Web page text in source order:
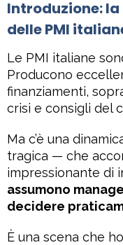
Introduzione:
delle PMI
Le PMI italiane
Producono
finanziamenti,
crisi e consigli del
Ma c’è una
tragica — che
impressionante di
assumono
decidere
È una scena che